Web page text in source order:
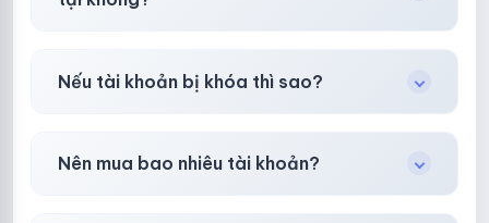
ưu tiên chất lượng, bảo hành hơn là giá rẻ nhất.
Nếu tài khoản bị khóa thì sao?
trợ đổi mới hoặc hoàn 100%.
Nên mua bao nhiêu tài khoản?